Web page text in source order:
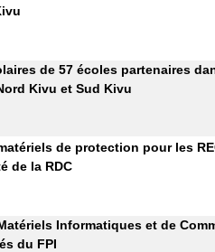
de 57 écoles partenaires
Kivu et Sud Kivu
de protection pour les
de la RDC
Informatiques et de
du FPI